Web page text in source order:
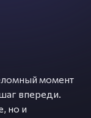
момент
впереди.
но и